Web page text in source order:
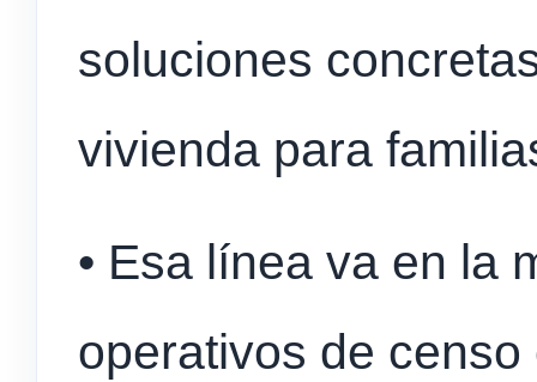
soluciones
vivienda para
• Esa línea va en la
operativos de